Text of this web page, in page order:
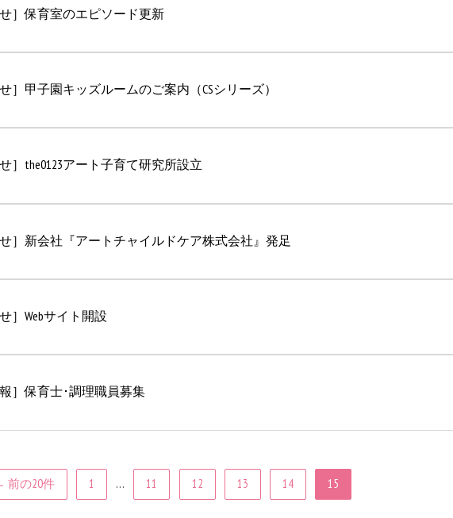
せ］保育室のエピソード更新
］甲子園キッズルームのご案内（CSシリーズ）
せ］the0123アート子育て研究所設立
せ］新会社『アートチャイルドケア株式会社』発足
］Webサイト開設
報］保育士･調理職員募集
前の20件 1 … 11 12 13 14 15